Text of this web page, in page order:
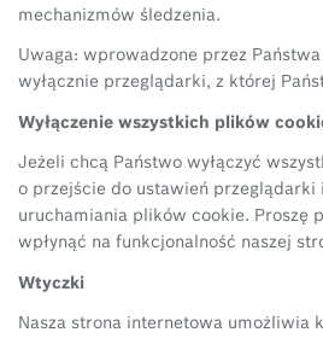
mechanizmów śledzenia.
Uwaga: wprowadzone przez
wyłącznie przeglądarki, z której
Wyłączenie wszystkich plików
Jeżeli chcą Państwo wyłączyć
o przejście do ustawień przeglądarki
uruchamiania plików cookie. Proszę
wpłynąć na funkcjonalność naszej
Wtyczki
Nasza strona internetowa umożliwia